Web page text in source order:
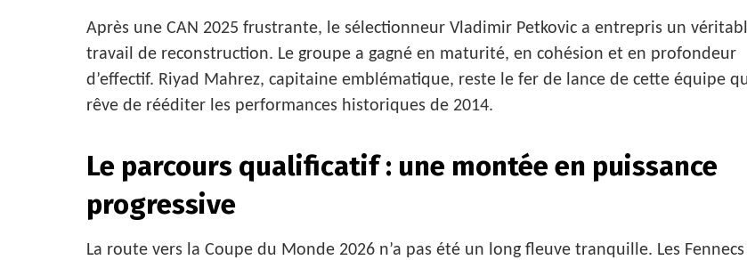
Après une CAN 2025 frustrante, le sélectionneur Vladimir Petkovic a entrepris un
travail de reconstruction. Le groupe a gagné en maturité, en cohésion et en profondeur
d’effectif. Riyad Mahrez, capitaine emblématique, reste le fer de lance de cette équipe
rêve de rééditer les performances historiques de 2014.
Le parcours qualificatif : une montée en puissance
progressive
La route vers la Coupe du Monde 2026 n’a pas été un long fleuve tranquille. Les Fennecs